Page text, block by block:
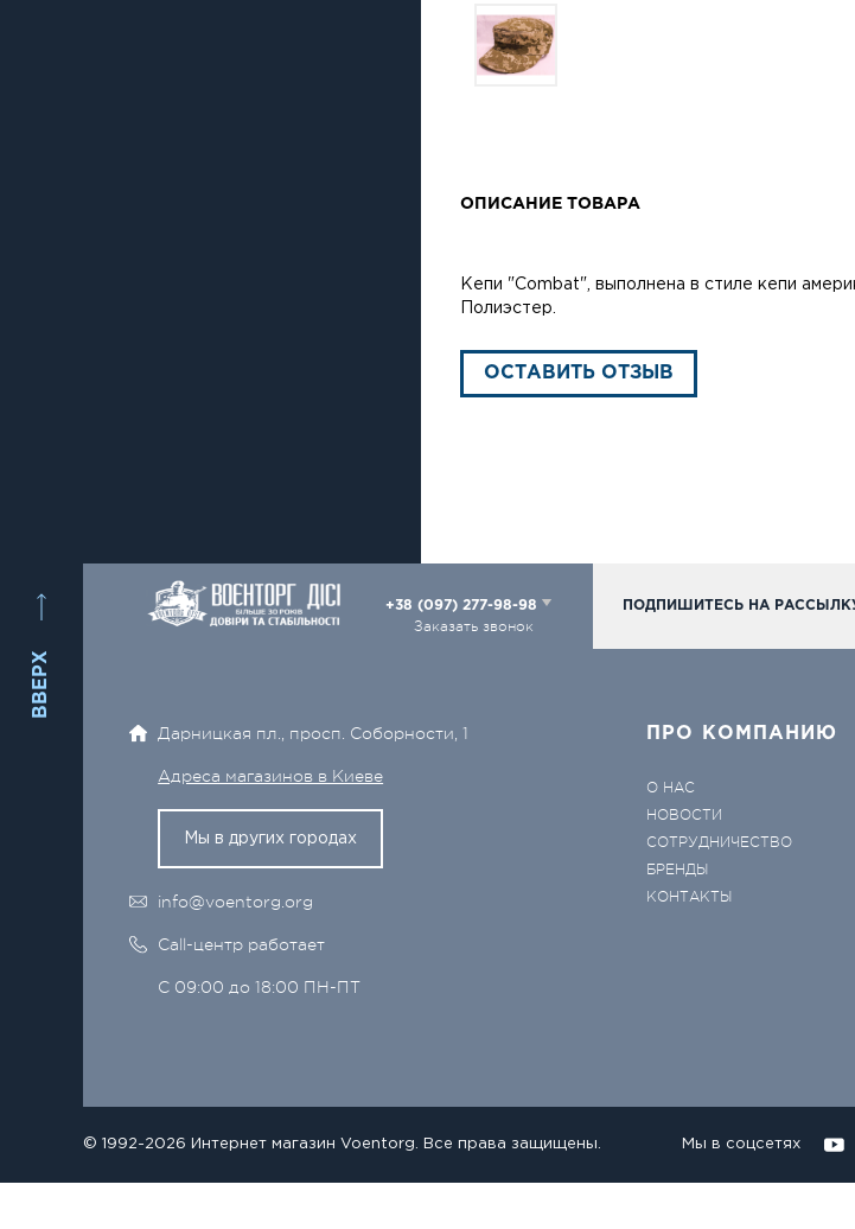
ОПИСАНИЕ ТОВАРА
Кепи "Combat", выполнена в стиле кепи
Полиэстер.
ОСТАВИТЬ ОТЗЫВ
ВВЕРХ
+38 (097) 277-98-98
Заказать звонок
ПОДПИШИТЕСЬ НА
Дарницкая пл., просп. Соборности, 1
Адреса магазинов в Киеве
Мы в других городах
info@voentorg.org
Call-центр работает
С 09:00 до 18:00 ПН-ПТ
ПРО КОМПАНИЮ
О НАС
НОВОСТИ
СОТРУДНИЧЕСТВО
БРЕНДЫ
КОНТАКТЫ
© 1992-2026 Интернет магазин Voentorg. Все права защищены. Мы в соцсетях